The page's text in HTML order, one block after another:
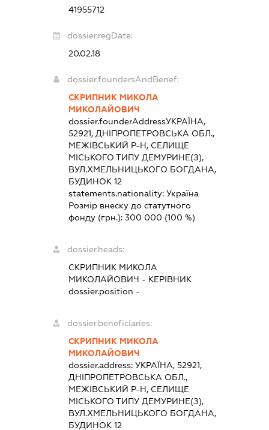
41955712
dossier.regDate:
20.02.18
dossier.foundersAndBenef:
СКРИПНИК МИКОЛА
МИКОЛАЙОВИЧ
dossier.founderAddressУКРАЇНА,
52921, ДНІПРОПЕТРОВСЬКА ОБЛ.,
МЕЖІВСЬКИЙ Р-Н, СЕЛИЩЕ
МІСЬКОГО ТИПУ ДЕМУРИНЕ(З),
ВУЛ.ХМЕЛЬНИЦЬКОГО БОГДАНА,
БУДИНОК 12
statements.nationality: Україна
Розмір внеску до статутного
фонду (грн.): 300 000 (100 %)
dossier.heads:
СКРИПНИК МИКОЛА
МИКОЛАЙОВИЧ - КЕРІВНИК
dossier.position -
dossier.beneficiaries:
СКРИПНИК МИКОЛА
МИКОЛАЙОВИЧ
dossier.address: УКРАЇНА, 52921,
ДНІПРОПЕТРОВСЬКА ОБЛ.,
МЕЖІВСЬКИЙ Р-Н, СЕЛИЩЕ
МІСЬКОГО ТИПУ ДЕМУРИНЕ(З),
ВУЛ.ХМЕЛЬНИЦЬКОГО БОГДАНА,
БУДИНОК 12